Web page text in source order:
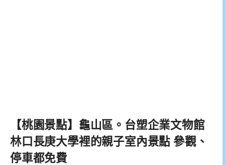
【桃園景點】龜山區。台塑企業文物館
林口長庚大學裡的親子室內景點 參觀、
停車都免費